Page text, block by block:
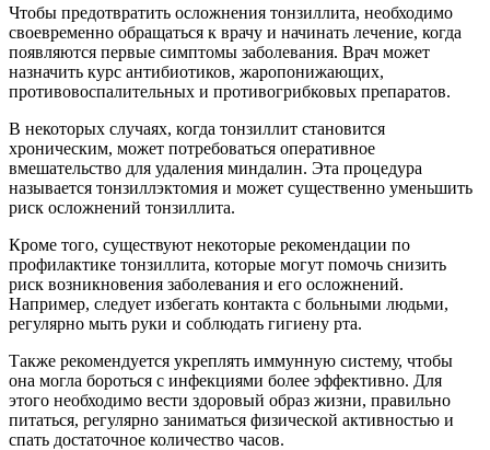
Чтобы предотвратить осложнения тонзиллита, необходимо
своевременно обращаться к врачу и начинать лечение, когда
появляются первые симптомы заболевания. Врач может
назначить курс антибиотиков, жаропонижающих,
противовоспалительных и противогрибковых препаратов.
В некоторых случаях, когда тонзиллит становится
хроническим, может потребоваться оперативное
вмешательство для удаления миндалин. Эта процедура
называется тонзиллэктомия и может существенно уменьшить
риск осложнений тонзиллита.
Кроме того, существуют некоторые рекомендации по
профилактике тонзиллита, которые могут помочь снизить
риск возникновения заболевания и его осложнений.
Например, следует избегать контакта с больными людьми,
регулярно мыть руки и соблюдать гигиену рта.
Также рекомендуется укреплять иммунную систему, чтобы
она могла бороться с инфекциями более эффективно. Для
этого необходимо вести здоровый образ жизни, правильно
питаться, регулярно заниматься физической активностью и
спать достаточное количество часов.